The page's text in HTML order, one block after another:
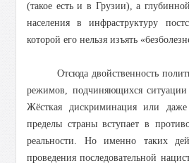
(такое есть и в Грузии), а
населения в инфраструктуру
которой его нельзя изъять
Отсюда двойственность
режимов, подчиняющихся ситуации
Жёсткая дискриминация или
пределы страны вступает в
реальности. Но именно таких
проведения последовательной